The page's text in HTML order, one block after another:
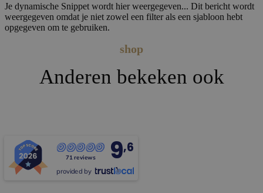
Je dynamische Snippet wordt hier weergegeven... Dit bericht wordt
weergegeven omdat je niet zowel een filter als een sjabloon hebt
opgegeven om te gebruiken.
shop
Anderen bekeken ook
71 reviews 9,6
provided by